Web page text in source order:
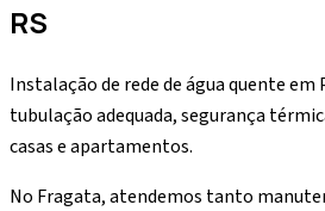
RS
Instalação de rede de água quente em
tubulação adequada, segurança
casas e apartamentos.
No Fragata, atendemos tanto